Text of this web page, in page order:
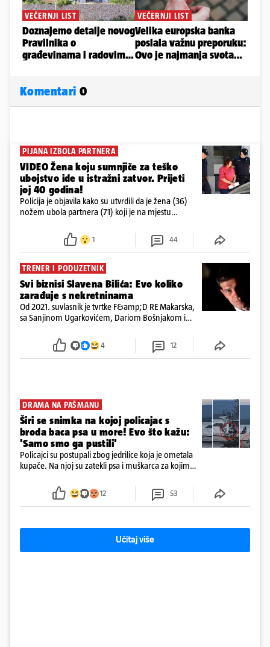
Komentari 0
PIJANA IZBOLA PARTNERA
VIDEO Žena koju sumnjiče za teško
ubojstvo ide u istražni zatvor. Prijeti
joj 40 godina!
Policija je objavila kako su utvrdili da je žena (36)
nožem ubola partnera (71) koji je na mjestu
ispitali i poslali u istražni zatvor
1 44
TRENER I PODUZETNIK
Svi biznisi Slavena Bilića: Evo koliko
zarađuje s nekretninama
Od 2021. suvlasnik je tvrtke F&amp;D RE Makarska,
sa Sanjinom Ugarkovićem, Dariom Bošnjakom i
poslovanje nekretninama, a od osnutka nema
zaposlenih
4 12
DRAMA NA PAŠMANU
Širi se snimka na kojoj policajac s
broda baca psa u more! Evo što kažu:
'Samo smo ga pustili'
Policajci su postupali zbog jedrilice koja je ometala
kupače. Na njoj su zatekli psa i muškarca za kojim
ga uhitili, a psa je preuzeo komunalni redar
12 53
Učitaj više